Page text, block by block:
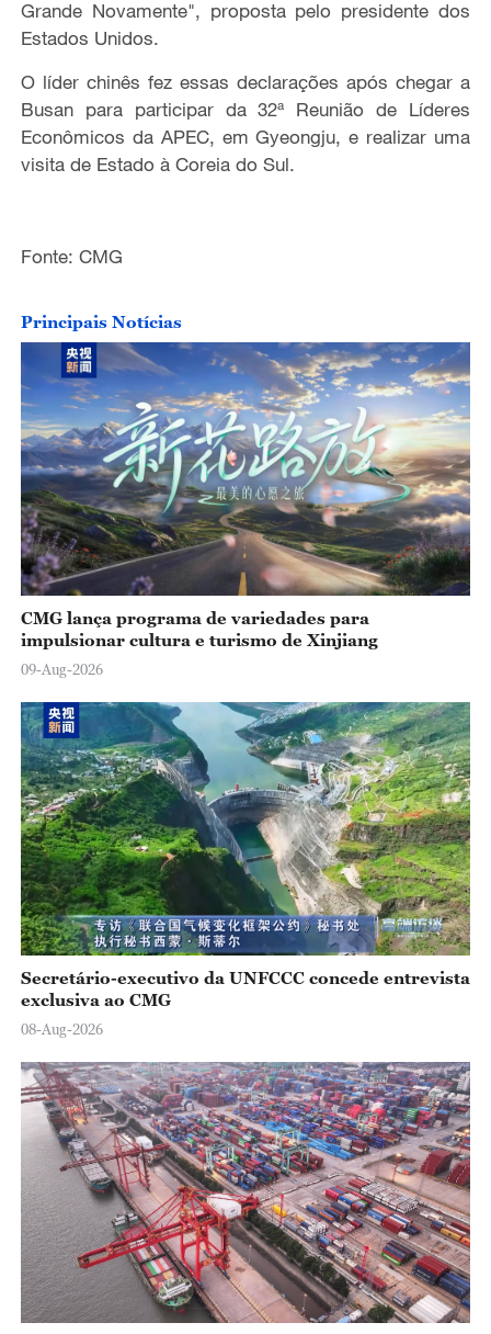
Grande Novamente", proposta pelo presidente dos
Estados Unidos.
O líder chinês fez essas declarações após chegar a
Busan para participar da 32ª Reunião de Líderes
Econômicos da APEC, em Gyeongju, e realizar uma
visita de Estado à Coreia do Sul.
Fonte: CMG
Principais Notícias
CMG lança programa de variedades para
impulsionar cultura e turismo de Xinjiang
09-Aug-2026
Secretário-executivo da UNFCCC concede entrevista
exclusiva ao CMG
08-Aug-2026